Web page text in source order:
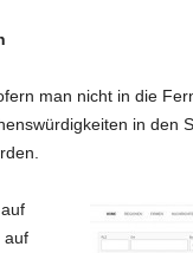
man nicht in die
in den
auf